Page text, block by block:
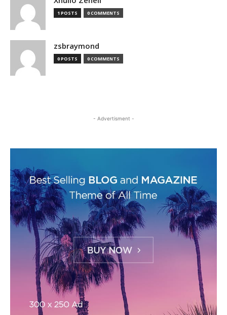
1 POSTS 0 COMMENTS
zsbraymond
0 POSTS 0 COMMENTS
- Advertisment -